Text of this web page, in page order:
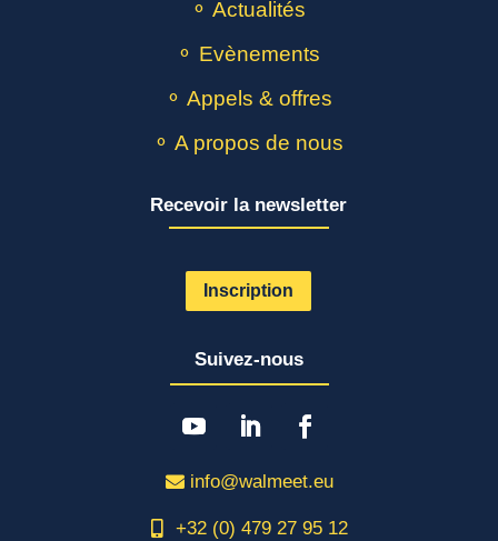
⚬ Actualités
⚬ Evènements
⚬ Appels & offres
⚬ A propos de nous
Recevoir la newsletter
Inscription
Suivez-nous
info@walmeet.eu
+32 (0) 479 27 95 12